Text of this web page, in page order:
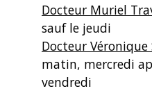
Docteur Muriel
sauf le jeudi
Docteur
matin, mercredi
vendredi